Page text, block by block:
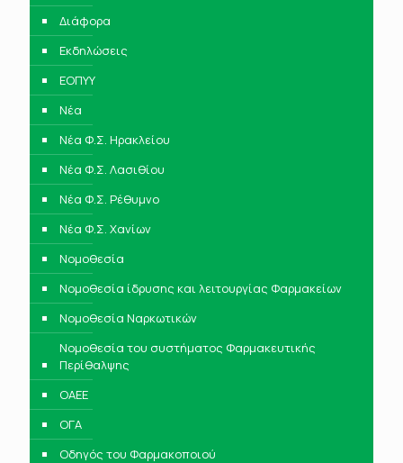
Διάφορα
Εκδηλώσεις
ΕΟΠΥΥ
Νέα
Νέα Φ.Σ. Ηρακλείου
Νέα Φ.Σ. Λασιθίου
Νέα Φ.Σ. Ρέθυμνο
Νέα Φ.Σ. Χανίων
Νομοθεσία
Νομοθεσία ίδρυσης και λειτουργίας Φαρμακείων
Νομοθεσία Ναρκωτικών
Νομοθεσία του συστήματος Φαρμακευτικής
Περίθαλψης
ΟΑΕΕ
ΟΓΑ
Οδηγός του Φαρμακοποιού